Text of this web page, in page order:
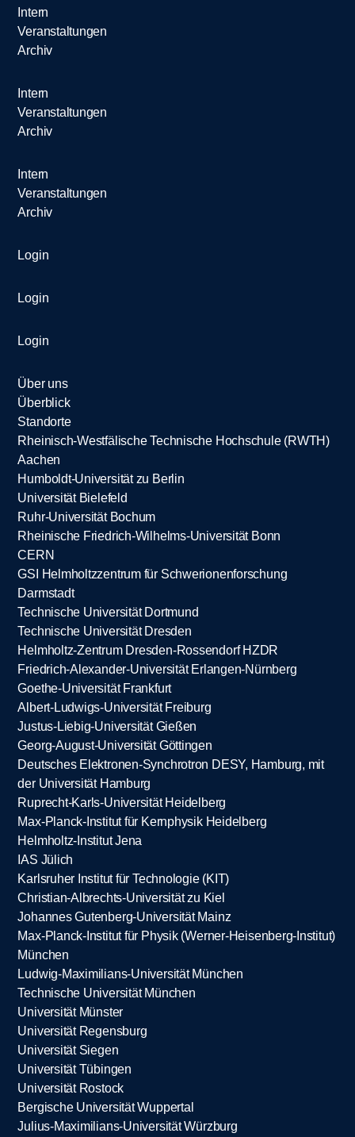
Intern
Veranstaltungen
Archiv
Intern
Veranstaltungen
Archiv
Intern
Veranstaltungen
Archiv
Login
Login
Login
Über uns
Überblick
Standorte
Rheinisch-Westfälische Technische Hochschule (RWTH)
Aachen
Humboldt-Universität zu Berlin
Universität Bielefeld
Ruhr-Universität Bochum
Rheinische Friedrich-Wilhelms-Universität Bonn
CERN
GSI Helmholtzzentrum für Schwerionenforschung
Darmstadt
Technische Universität Dortmund
Technische Universität Dresden
Helmholtz-Zentrum Dresden-Rossendorf HZDR
Friedrich-Alexander-Universität Erlangen-Nürnberg
Goethe-Universität Frankfurt
Albert-Ludwigs-Universität Freiburg
Justus-Liebig-Universität Gießen
Georg-August-Universität Göttingen
Deutsches Elektronen-Synchrotron DESY, Hamburg, mit
der Universität Hamburg
Ruprecht-Karls-Universität Heidelberg
Max-Planck-Institut für Kernphysik Heidelberg
Helmholtz-Institut Jena
IAS Jülich
Karlsruher Institut für Technologie (KIT)
Christian-Albrechts-Universität zu Kiel
Johannes Gutenberg-Universität Mainz
Max-Planck-Institut für Physik (Werner-Heisenberg-Institut)
München
Ludwig-Maximilians-Universität München
Technische Universität München
Universität Münster
Universität Regensburg
Universität Siegen
Universität Tübingen
Universität Rostock
Bergische Universität Wuppertal
Julius-Maximilians-Universität Würzburg